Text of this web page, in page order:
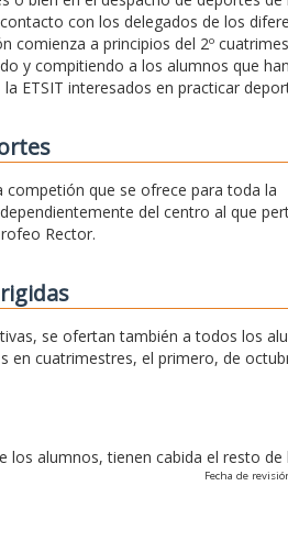
con los delegados de los
comienza a principios del 2º
y compitiendo a los alumnos que
ETSIT interesados en practicar
competión que se ofrece para toda la
del centro al que
Rector.
se ofertan también a todos los
en cuatrimestres, el primero, de
los alumnos, tienen cabida el resto de
Fecha de